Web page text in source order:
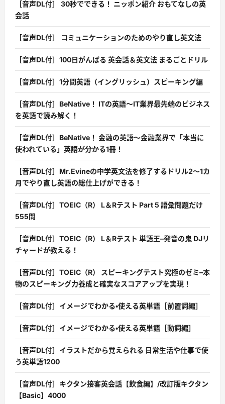
［音声DL付］ 30秒でできる！ ニッポン紹介 おもてなしの英
会話
［音声DL付］ コミュニケーションのためのやり直し英文法
［音声DL付］100日がんばる 英会話＆英文法 まるごとドリル
［音声DL付］1分間英語（イングリッシュ）スピーキング編
［音声DL付］BeNative！ ITの英語〜IT業界最先端のビジネス
を英語で読み解く！
［音声DL付］BeNative！ 金融の英語〜金融業界で「本当に
使われている」英語が分かる1冊！
［音声DL付］Mr.Evineの中学英文法を修了するドリル2〜1カ
月でやり直し英語の総仕上げができる！
［音声DL付］TOEIC（R） L＆Rテスト Part 5 語彙問題だけ
555問
［音声DL付］TOEIC（R） L＆Rテスト 単語王–発音の鬼 DJリ
チャードが教える！
［音声DL付］TOEIC（R） スピーキングテスト究極のゼミ–本
物のスピーキング力養成と確実なスコアアップを実現！
［音声DL付］イメージでわかる・使える英単語［前置詞編］
［音声DL付］イメージでわかる・使える英単語［動詞編］
［音声DL付］イラストだから覚えられる 日常生活や仕事で使
う英単語1200
［音声DL付］キクタン接客英会話【飲食編】/改訂版キクタン
【Basic】4000